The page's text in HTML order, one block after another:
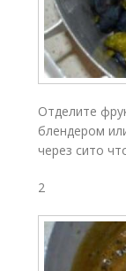
Отделите
блендером
через сито
2